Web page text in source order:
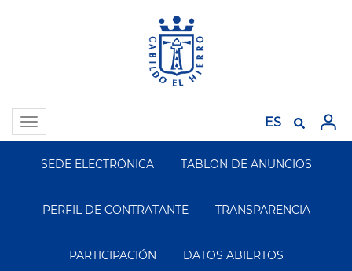
Toggle
navigation
Segundo
Menu
SEDE ELECTRÓNICA TABLON DE ANUNCIOS
PERFIL DE CONTRATANTE TRANSPARENCIA
PARTICIPACIÓN DATOS ABIERTOS